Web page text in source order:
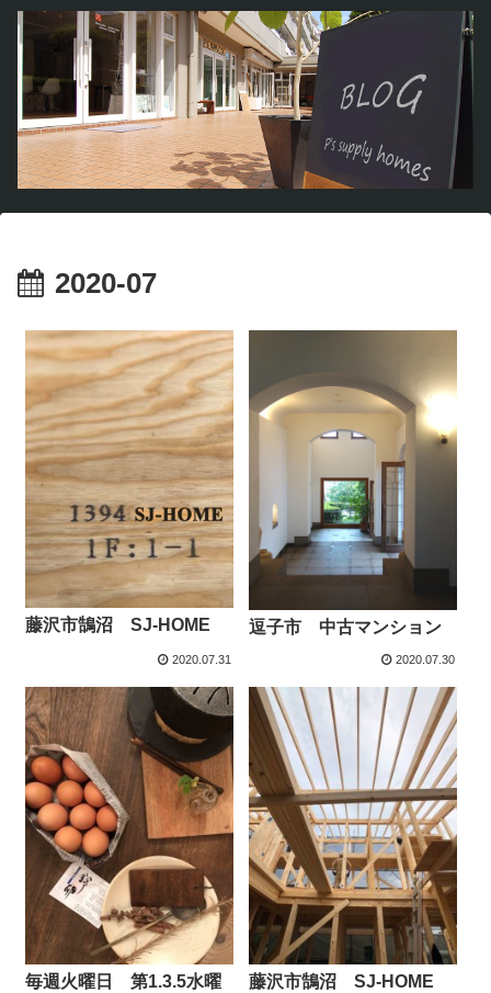
2020-07
藤沢市鵠沼 SJ-HOME
2020.07.31
逗子市 中古マンション
2020.07.30
毎週火曜日 第1.3.5水曜
藤沢市鵠沼 SJ-HOME